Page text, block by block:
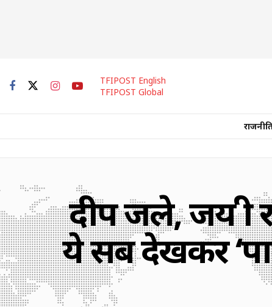
TFIPOST English
TFIPOST Global
दीप जले, जय
ये सब देखकर